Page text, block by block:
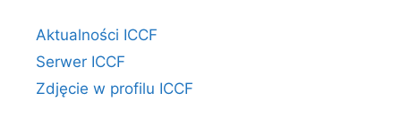
Aktualności ICCF
Serwer ICCF
Zdjęcie w profilu ICCF